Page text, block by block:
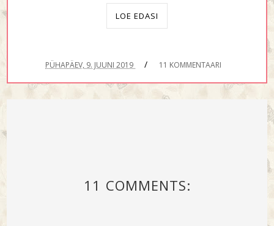
LOE EDASI
PÜHAPÄEV, 9. JUUNI 2019 / 11 KOMMENTAARI
11 COMMENTS: